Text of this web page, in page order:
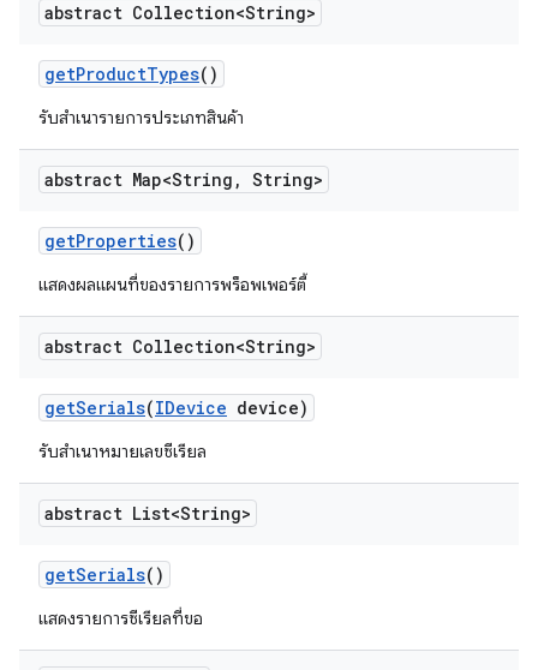
abstract Collection<String>
getProductTypes()
รับสำเนารายการประเภทสินค้า
abstract Map<String , String>
getProperties()
แสดงผลแผนที่ของรายการพร็อพเพอร์ตี้
abstract Collection<String>
getSerials(IDevice device)
รับสำเนาหมายเลขซีเรียล
abstract List<String>
getSerials()
แสดงรายการซีเรียลที่ขอ